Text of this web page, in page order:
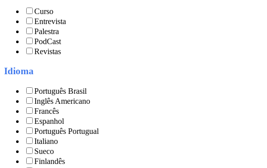
Curso
Entrevista
Palestra
PodCast
Revistas
Idioma
Português Brasil
Inglês Americano
Francês
Espanhol
Português Portugual
Italiano
Sueco
Finlandês